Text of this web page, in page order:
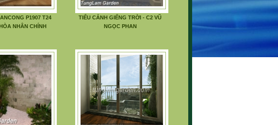
P1907 T24
NHÂN CHÍNH
TIỂU CẢNH GIẾNG TRỜI - C2 VŨ
NGỌC PHAN